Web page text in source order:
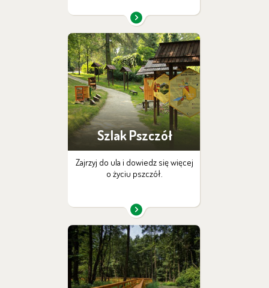
Szlak Pszczół
Zajrzyj do ula i dowiedz się więcej
o życiu pszczół.